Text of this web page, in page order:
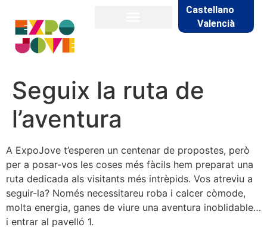
Castellano
Valencià
Seguix la ruta de
l’aventura
A ExpoJove t’esperen un centenar de propostes, però
per a posar-vos les coses més fàcils hem preparat una
ruta dedicada als visitants més intrèpids. Vos atreviu a
seguir-la? Només necessitareu roba i calcer còmode,
molta energia, ganes de viure una aventura inoblidable…
i entrar al pavelló 1.